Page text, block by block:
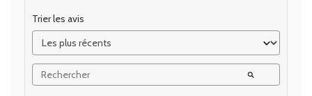
Trier les avis